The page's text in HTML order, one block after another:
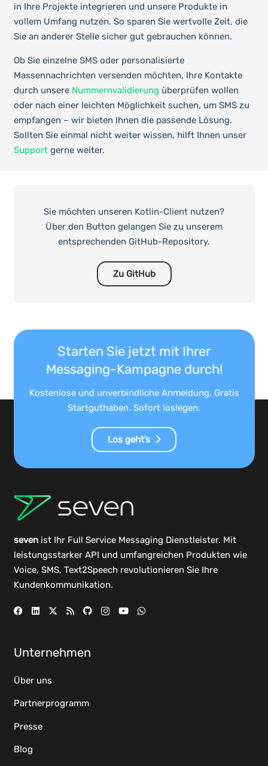
in Ihre Projekte integrieren und unsere Produkte in
vollem Umfang nutzen. So sparen Sie wertvolle Zeit, die
Sie an anderer Stelle sicher gut gebrauchen können.
Ob Sie einzelne SMS oder personalisierte
Massennachrichten versenden möchten, Ihre Kontakte
durch unsere Nummernvalidierung überprüfen wollen
oder nach einer leichten Möglichkeit suchen, um SMS zu
empfangen – wir bieten Ihnen die passende Lösung.
Sollten Sie einmal nicht weiter wissen, hilft Ihnen unser
Supportgerne weiter.
Sie möchten unseren Kotlin-Client nutzen?
Über den Button gelangen Sie zu unserem
entsprechenden GitHub-Repository.
Zu GitHub
Starten Sie jetzt mit Ihrer
Messaging-Kampagne durch!
Kostenlose und unverbindliche Anmeldung. Gratis
Startguthaben. Sofort loslegen.
Los geht’s
sevenist Ihr Full Service Messaging Dienstleister. Mit
leistungsstarker API und umfangreichen Produkten wie
Voice, SMS, Text2Speech revolutionieren Sie Ihre
Kundenkommunikation.
Unternehmen
Über uns
Partnerprogramm
Presse
Blog